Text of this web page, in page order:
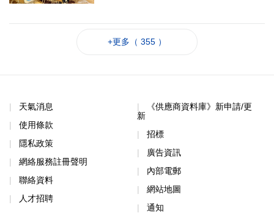
+更多（ 355 ）
天氣消息
使用條款
隱私政策
網絡服務註冊聲明
聯絡資料
人才招聘
《供應商資料庫》新申請/更
新
招標
廣告資訊
內部電郵
網站地圖
通知